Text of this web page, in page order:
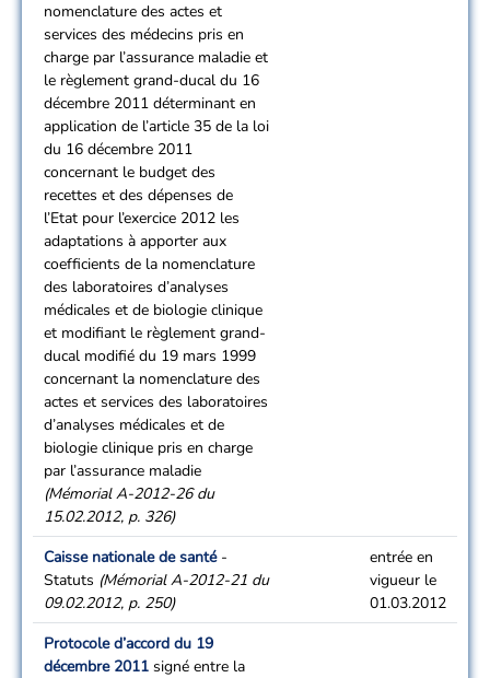
nomenclature des actes et
services des médecins pris en
charge par l’assurance maladie et
le règlement grand-ducal du 16
décembre 2011 déterminant en
application de l’article 35 de la loi
du 16 décembre 2011
concernant le budget des
recettes et des dépenses de
l’Etat pour l’exercice 2012 les
adaptations à apporter aux
coefficients de la nomenclature
des laboratoires d’analyses
médicales et de biologie clinique
et modifiant le règlement grand-
ducal modifié du 19 mars 1999
concernant la nomenclature des
actes et services des laboratoires
d’analyses médicales et de
biologie clinique pris en charge
par l’assurance maladie
(Mémorial A-2012-26 du
15.02.2012, p. 326)
Caisse nationale de santé-
Statuts (Mémorial A-2012-21 du
09.02.2012, p. 250)
entrée en
vigueur le
01.03.2012
Protocole d’accord du 19
décembre 2011 signé entre la